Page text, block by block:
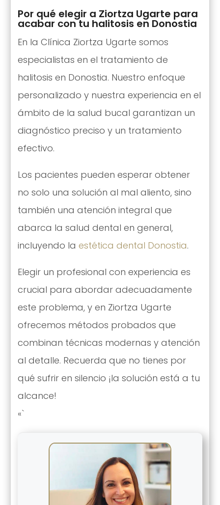
Por qué elegir a Ziortza Ugarte para
acabar con tu halitosis en Donostia
En la Clínica Ziortza Ugarte somos
especialistas en el tratamiento de
halitosis en Donostia. Nuestro enfoque
personalizado y nuestra experiencia en el
ámbito de la salud bucal garantizan un
diagnóstico preciso y un tratamiento
efectivo.
Los pacientes pueden esperar obtener
no solo una solución al mal aliento, sino
también una atención integral que
abarca la salud dental en general,
incluyendo la estética dental Donostia.
Elegir un profesional con experiencia es
crucial para abordar adecuadamente
este problema, y en Ziortza Ugarte
ofrecemos métodos probados que
combinan técnicas modernas y atención
al detalle. Recuerda que no tienes por
qué sufrir en silencio ¡la solución está a tu
alcance!
«`